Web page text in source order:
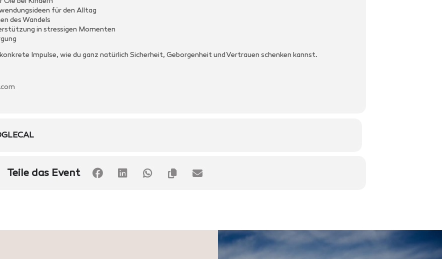
für den Alltag
des Wandels
in stressigen Momenten
Impulse, wie du ganz natürlich Sicherheit, Geborgenheit und Vertrauen schenken kannst.
Teile das Event